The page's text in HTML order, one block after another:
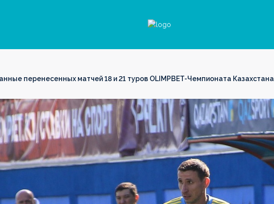
перенесенных матчей 18 и 21 туров OLIMPBET-Чемпионата Казахстана